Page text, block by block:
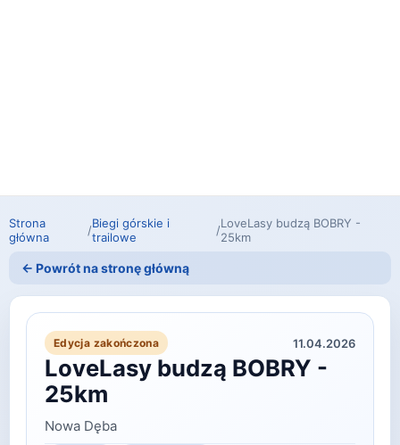
Strona
główna
/Biegi górskie i
trailowe
/LoveLasy budzą BOBRY -
25km
← Powrót na stronę główną
Edycja zakończona 11.04.2026
LoveLasy budzą BOBRY -
25km
Nowa Dęba